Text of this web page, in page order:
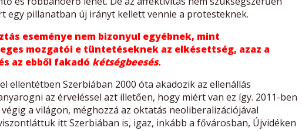
egy pillanatban új irányt kellett vennie a protesteknek.
eseménye nem bizonyul egyébnek, mint
mozgatói e tüntetéseknek az elkésettség, azaz a
az ebből fakadó kétségbeesés.
ellentétben Szerbiában 2000 óta akadozik az ellenállás
az érveléssel azt illetően, hogy miért van ez így. 2011-ben
a világon, méghozzá az oktatás neoliberalizációjával
itt Szerbiában is, igaz, inkább a fővárosban, Újvidéken